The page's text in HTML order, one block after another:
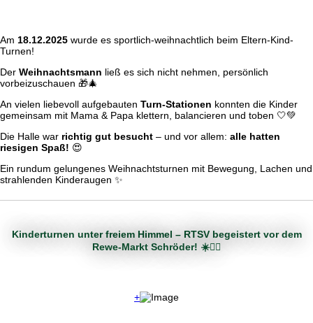
Am 18.12.2025 wurde es sportlich-weihnachtlich beim Eltern-Kind-
Turnen!
Der Weihnachtsmann ließ es sich nicht nehmen, persönlich
vorbeizuschauen 🎁🎄
An vielen liebevoll aufgebauten Turn-Stationen konnten die Kinder
gemeinsam mit Mama & Papa klettern, balancieren und toben 🤍💚
Die Halle war richtig gut besucht – und vor allem: alle hatten
riesigen Spaß! 😍
Ein rundum gelungenes Weihnachtsturnen mit Bewegung, Lachen und
strahlenden Kinderaugen ✨
Kinderturnen unter freiem Himmel – RTSV begeistert vor dem
Rewe-Markt Schröder! ☀️🤸‍♀️
+